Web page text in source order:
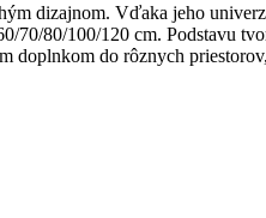
dizajnom. Vďaka jeho
80/100/120 cm. Podstavu
do rôznych